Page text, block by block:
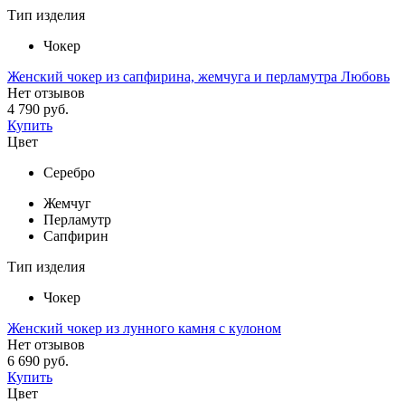
Тип изделия
Чокер
Женский чокер из сапфирина, жемчуга и перламутра Любовь
Нет отзывов
4 790 руб.
Купить
Цвет
Серебро
Жемчуг
Перламутр
Сапфирин
Тип изделия
Чокер
Женский чокер из лунного камня с кулоном
Нет отзывов
6 690 руб.
Купить
Цвет